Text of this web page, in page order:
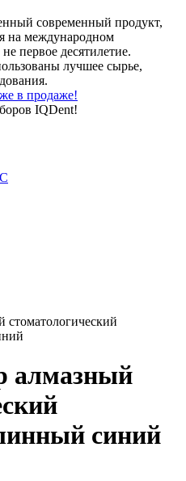
современный продукт,
на международном
первое десятилетие.
лучшее сырье,
в продаже!
IQDent!
стоматологический
алмазный
синий